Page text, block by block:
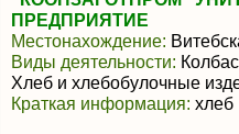
ПРЕДПРИЯТИЕ
Местонахождение:
Виды деятельности:
Хлеб и хлебобулочные
Краткая информация: хлеб